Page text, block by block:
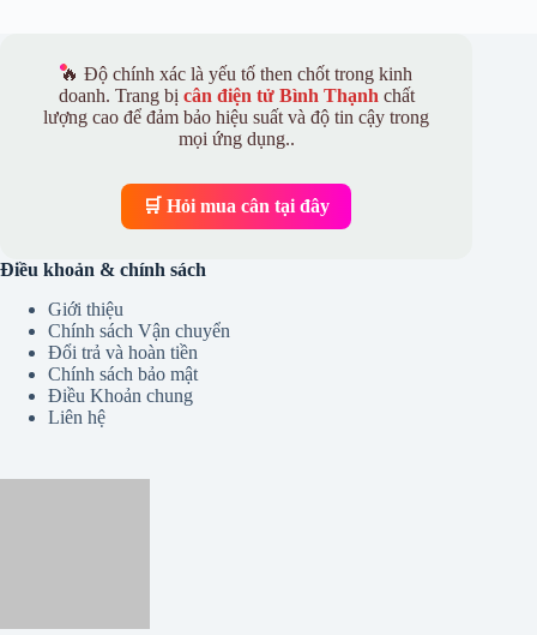
🔥 Độ chính xác là yếu tố then chốt trong kinh
doanh. Trang bị cân điện tử Bình Thạnh chất
lượng cao để đảm bảo hiệu suất và độ tin cậy trong
mọi ứng dụng..
🛒 Hỏi mua cân tại đây
Điều khoản & chính sách
Giới thiệu
Chính sách Vận chuyển
Đổi trả và hoàn tiền
Chính sách bảo mật
Điều Khoản chung
Liên hệ